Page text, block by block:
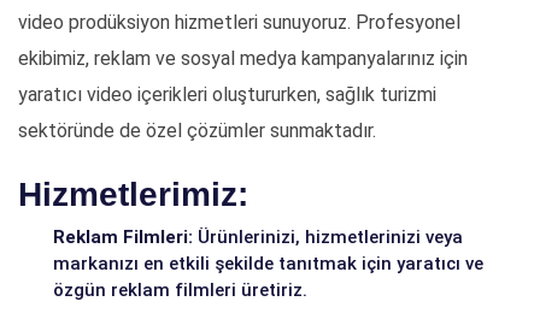
video prodüksiyon hizmetleri sunuyoruz. Profesyonel
ekibimiz, reklam ve sosyal medya kampanyalarınız için
yaratıcı video içerikleri oluştururken, sağlık turizmi
sektöründe de özel çözümler sunmaktadır.
Hizmetlerimiz:
Reklam Filmleri: Ürünlerinizi, hizmetlerinizi veya
markanızı en etkili şekilde tanıtmak için yaratıcı ve
özgün reklam filmleri üretiriz.